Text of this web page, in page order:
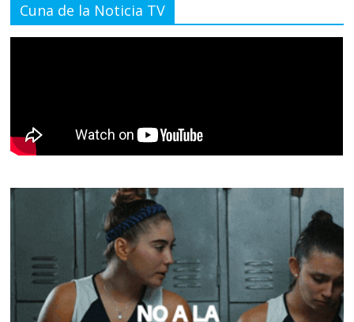
Cuna de la Noticia TV